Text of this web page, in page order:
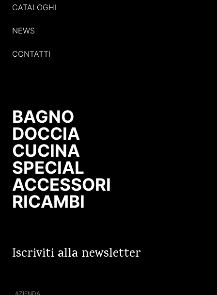
CATALOGHI
NEWS
CONTATTI
BAGNO
DOCCIA
CUCINA
SPECIAL
ACCESSORI
RICAMBI
Iscriviti alla newsletter